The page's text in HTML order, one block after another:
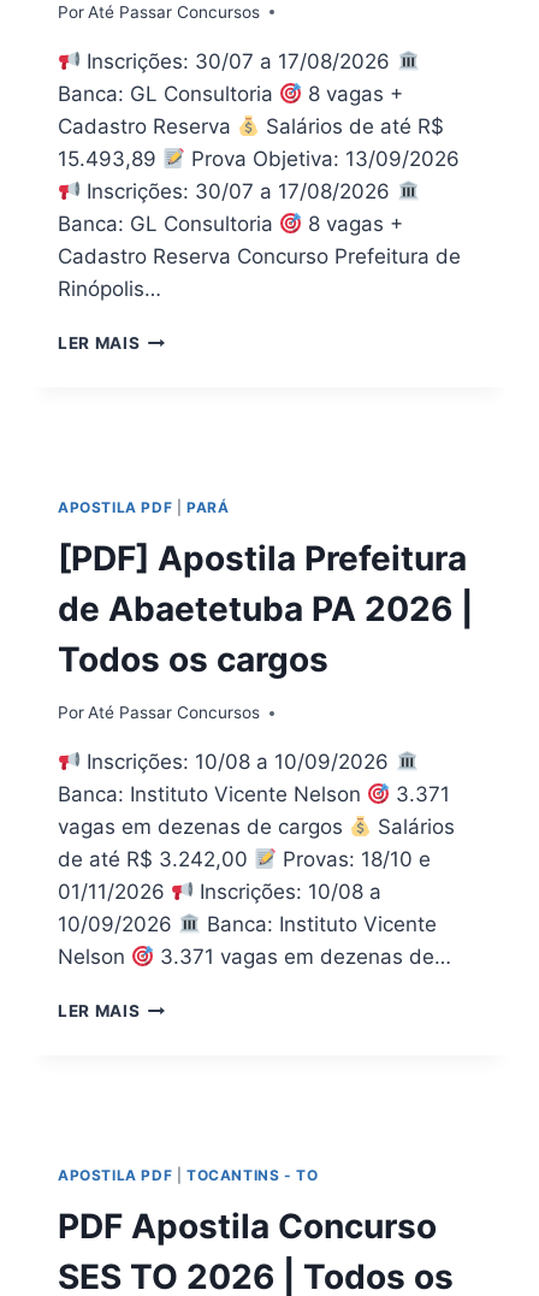
PorAté Passar Concursos
Inscrições: 30/07 a 17/08/2026
Banca: GL Consultoria
8 vagas +
Cadastro Reserva
Salários de até R$
15.493,89
Prova Objetiva: 13/09/2026
Inscrições: 30/07 a 17/08/2026
Banca: GL Consultoria
8 vagas +
Cadastro Reserva Concurso Prefeitura de
Rinópolis…
LER MAIS BAIXE
2026
PDF
APOSTILA PDF PARÁ
[PDF] Apostila Prefeitura
de Abaetetuba PA 2026 |
Todos os cargos
PorAté Passar Concursos
Inscrições: 10/08 a 10/09/2026
Banca: Instituto Vicente Nelson
3.371
vagas em dezenas de cargos
Salários
de até R$ 3.242,00
Provas: 18/10 e
01/11/2026
Inscrições: 10/08 a
10/09/2026
Banca: Instituto Vicente
Nelson
3.371 vagas em dezenas de…
LER MAIS [PDF]
|
OS
APOSTILA PDF TOCANTINS - TO
PDF Apostila Concurso
SES TO 2026 | Todos os